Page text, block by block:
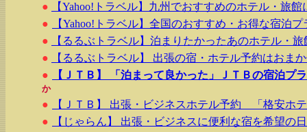
●
【Yahoo!トラベル】九州でおすすめのホテル・旅館
●
【Yahoo!トラベル】全国のおすすめ・お得な宿泊プ
●
【るるぶトラベル】泊まりたかったあのホテル・旅
●
【るるぶトラベル】 出張の宿・ホテル予約はおま
●
【ＪＴＢ】 「泊まって良かった」ＪＴＢの宿泊プ
か
●
【ＪＴＢ】 出張・ビジネスホテル予約 「格安ホ
●
【じゃらん】 出張・ビジネスに便利な宿を希望の